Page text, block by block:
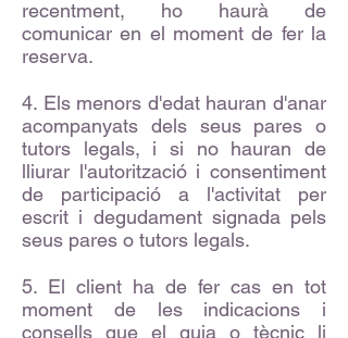
recentment, ho haurà de
comunicar en el moment de fer la
reserva.
4. Els menors d'edat hauran d'anar
acompanyats dels seus pares o
tutors legals, i si no hauran de
lliurar l'autorització i consentiment
de participació a l'activitat per
escrit i degudament signada pels
seus pares o tutors legals.
5. El client ha de fer cas en tot
moment de les indicacions i
consells que el guia o tècnic li